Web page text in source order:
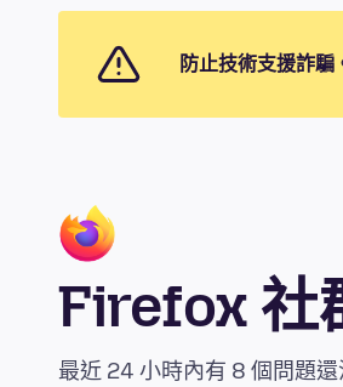
防止技術支援詐騙
Firefox 社
最近 24 小時內有 8 個問題還